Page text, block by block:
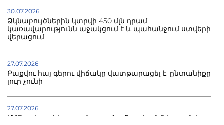
30.07.2026
Ձկնաբույծներին կտրվի 450 մլն դրամ.
կառավարությունն աջակցում է և պահանջում ստվերի
վերացում
27.07.2026
Բաքվու հայ գերու վիճակը վատթարացել է. ընտանիքը
լուր չունի
27.07.2026
Մ-17 աշխարհի առաջնությունը Բաքվում. 5 հայ ըմբիշ